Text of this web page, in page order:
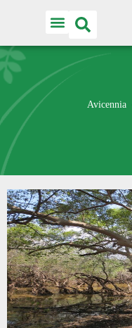
Avicennia